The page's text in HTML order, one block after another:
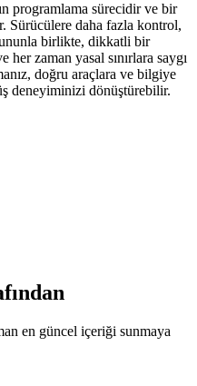
programlama sürecidir ve bir
Sürücülere daha fazla kontrol,
birlikte, dikkatli bir
zaman yasal sınırlara saygı
doğru araçlara ve bilgiye
deneyiminizi dönüştürebilir.
en güncel içeriği sunmaya